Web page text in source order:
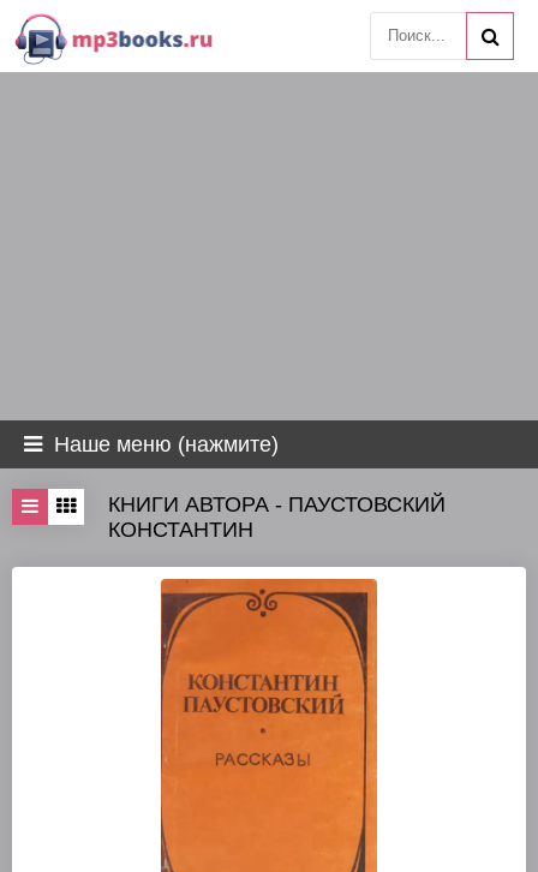
Наше меню (нажмите)
КНИГИ АВТОРА - ПАУСТОВСКИЙ
КОНСТАНТИН